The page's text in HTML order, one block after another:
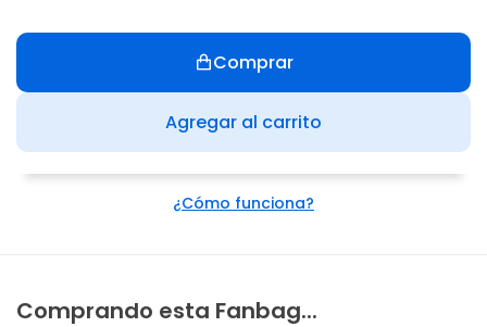
Agregar al carrito
Comprar
¿Cómo funciona?
Comprando esta Fanbag...